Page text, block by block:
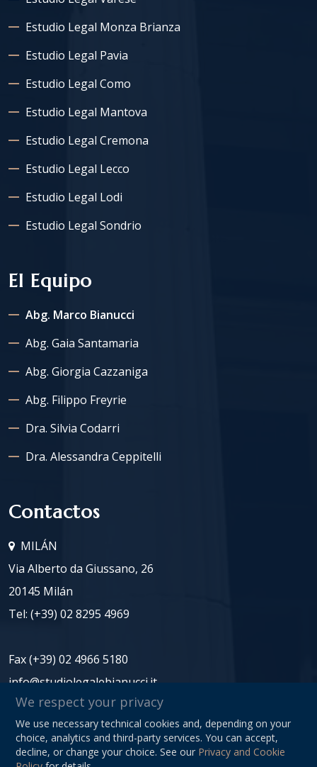
Estudio Legal Monza Brianza
Estudio Legal Pavia
Estudio Legal Como
Estudio Legal Mantova
Estudio Legal Cremona
Estudio Legal Lecco
Estudio Legal Lodi
Estudio Legal Sondrio
El Equipo
Abg. Marco Bianucci
Abg. Gaia Santamaria
Abg. Giorgia Cazzaniga
Abg. Filippo Freyrie
Dra. Silvia Codarri
Dra. Alessandra Ceppitelli
Contactos
MILÁN
Via Alberto da Giussano, 26
20145 Milán
Tel: (+39) 02 8295 4969
Fax (+39) 02 4966 5180
info@studiolegalebianucci.it
NIF: 08125620966
Privacy Policy
We respect your privacy
We use necessary technical cookies and, depending on your
choice, analytics and third-party services. You can accept,
decline, or change your choice. See our Privacy and Cookie